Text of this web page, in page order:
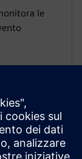
le
gli
dispositivi in